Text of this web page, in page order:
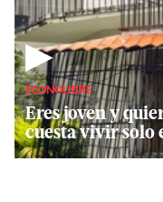
▶
ECONOLIBRE
Eres joven y
cuesta vivir solo